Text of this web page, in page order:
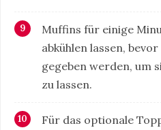
Muffins für einige
abkühlen lassen,
gegeben werden, um
zu lassen.
Für das optionale